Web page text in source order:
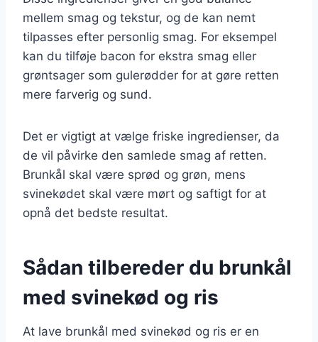
mellem smag og tekstur, og de kan nemt
tilpasses efter personlig smag. For eksempel
kan du tilføje bacon for ekstra smag eller
grøntsager som gulerødder for at gøre retten
mere farverig og sund.
Det er vigtigt at vælge friske ingredienser, da
de vil påvirke den samlede smag af retten.
Brunkål skal være sprød og grøn, mens
svinekødet skal være mørt og saftigt for at
opnå det bedste resultat.
Sådan tilbereder du brunkål
med svinekød og ris
At lave brunkål med svinekød og ris er en